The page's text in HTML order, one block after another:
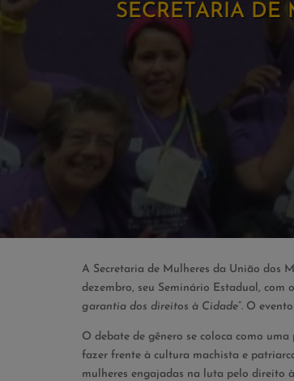
SECRETARIA
A Secretaria de Mulheres da União dos
dezembro, seu Seminário Estadual, com
garantia dos direitos à Cidade”. O
O debate de gênero se coloca como
fazer frente à cultura machista e
mulheres engajadas na luta pelo direito